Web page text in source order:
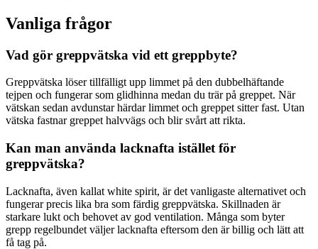
Vanliga frågor
Vad gör greppvätska vid ett greppbyte?
Greppvätska löser tillfälligt upp limmet på den dubbelhäftande
tejpen och fungerar som glidhinna medan du trär på greppet. När
vätskan sedan avdunstar härdar limmet och greppet sitter fast. Utan
vätska fastnar greppet halvvägs och blir svårt att rikta.
Kan man använda lacknafta istället för
greppvätska?
Lacknafta, även kallat white spirit, är det vanligaste alternativet och
fungerar precis lika bra som färdig greppvätska. Skillnaden är
starkare lukt och behovet av god ventilation. Många som byter
grepp regelbundet väljer lacknafta eftersom den är billig och lätt att
få tag på.